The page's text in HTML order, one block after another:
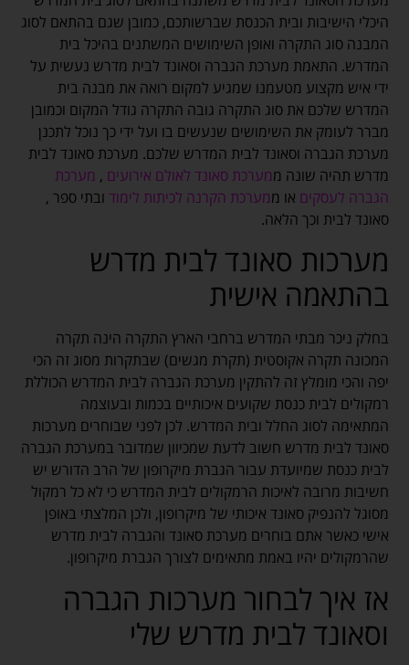
היכלי הישיבות ובית הכנסת שברשותכם, כמובן שגם בהתאם לסוג
המבנה סוג התקרה ואופן השימושים המשתנים בהיכל בית
המדרש. התאמת מערכת הגברה וסאונד לבית מדרש נעשית על
ידי איש מקצוע מטעמנו שמגיע למקום רואה את מבנה בית
המדרש שלכם את סוג התקרה גובה התקרה גודל המקום וכמובן
מברר לעומק את השימושים שנעשים בו ועל ידי כך נוכל לתכנן
מערכת הגברה וסאונד לבית המדרש שלכם. מערכת סאונד לבית
מדרש תהיה שונה ממערכת סאונד לאולם אירועים , מערכת
הגברה לעסקים או ממערכת הקרנה לכיתות לימוד ובתי ספר ,
סאונד לבית וכך הלאה.
מערכות סאונד לבית מדרש
בהתאמה אישית
בחלק ניכר מבתי המדרש ברחבי הארץ התקרה הינה תקרה
המכונה תקרה אקוסטית (תקרת מגשים) שבתקרות מסוג זה הכי
יפה והכי מומלץ זה להתקין מערכת הגברה לבית המדרש הכוללת
רמקולים לבית כנסת שקועים איכותיים בכמות ובעוצמה
המתאימה לסוג החלל ובית המדרש. לכן לפני שבוחרים מערכות
סאונד לבית מדרש חשוב לדעת שמכיוון שמדובר במערכת הגברה
לבית כנסת שמיועדת עבור הגברת מיקרופון של הרב הדורש יש
חשיבות מרובה לאיכות הרמקולים לבית המדרש כי לא כל רמקול
מסוגל להנפיק סאונד איכותי של מיקרופון, ולכן המלצתי באופן
אישי כאשר אתם בוחרים מערכת סאונד והגברה לבית מדרש
שהרמקולים יהיו באמת מתאימים לצורך הגברת מיקרופון.
אז איך לבחור מערכות הגברה
וסאונד לבית מדרש שלי